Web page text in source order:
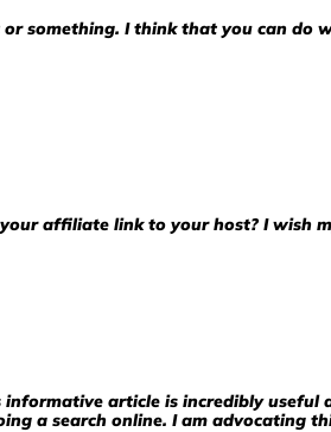
something. I think that you can do
affiliate link to your host? I wish
article is incredibly
a search online. I am